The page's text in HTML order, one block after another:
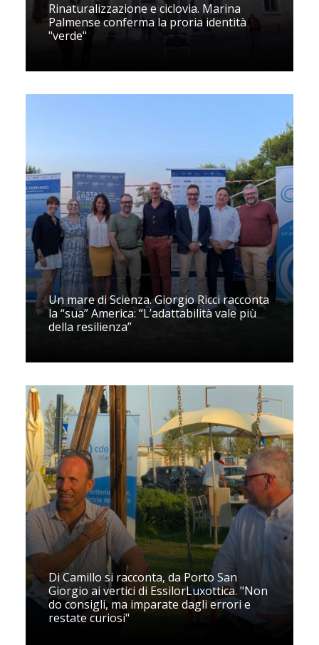
Rinaturalizzazione e ciclovia. Marina
Palmense conferma la proria identità
"verde"
Un mare di Scienza. Giorgio Ricci racconta
la “sua” America: “L’adattabilità vale più
della resilienza”
Di Camillo si racconta, da Porto San
Giorgio ai vertici di EssilorLuxottica. "Non
do consigli, ma imparate dagli errori e
restate curiosi"